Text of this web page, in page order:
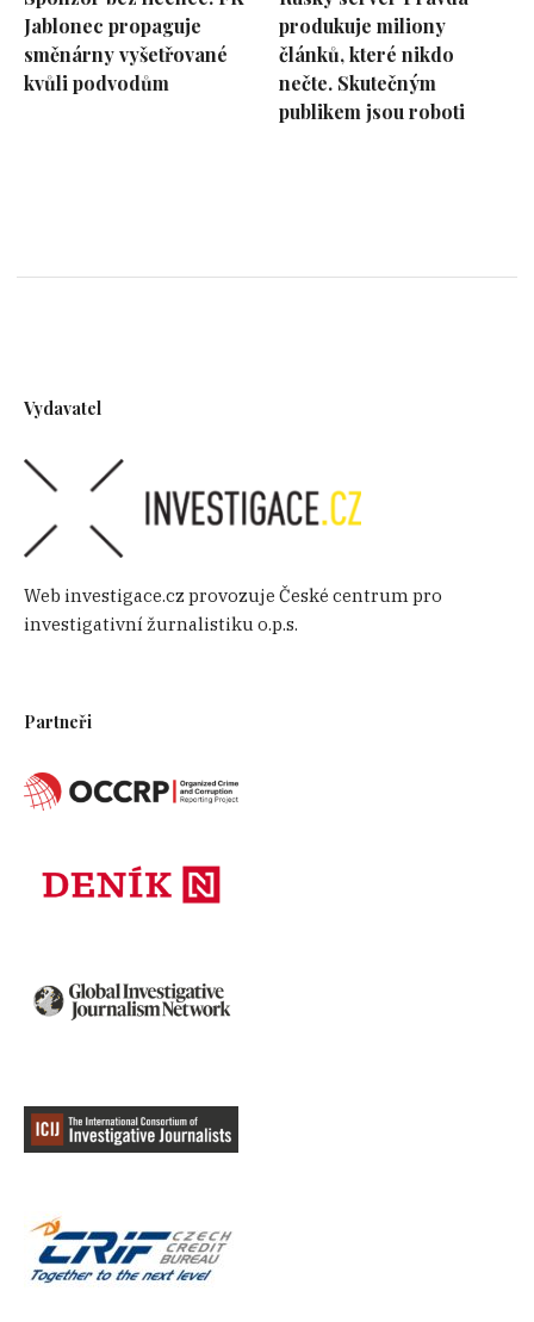
Jablonec propaguje
směnárny vyšetřované
kvůli podvodům
produkuje miliony
článků, které nikdo
nečte. Skutečným
publikem jsou roboti
Vydavatel
Web investigace.cz provozuje České centrum pro
investigativní žurnalistiku o.p.s.
Partneři